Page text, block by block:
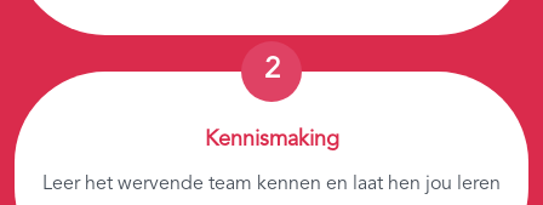
Kennismaking
Leer het wervende team kennen en laat hen jou leren